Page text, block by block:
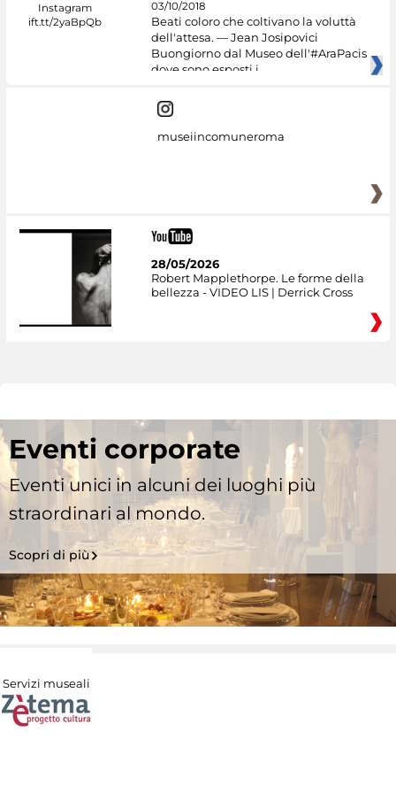
03/10/2018
Beati coloro che coltivano la voluttà
dell'attesa. — Jean Josipovici
Buongiorno dal Museo dell'#AraPacis
dove sono esposti i
museiincomuneroma
28/05/2026
Robert Mapplethorpe. Le forme della
bellezza - VIDEO LIS | Derrick Cross
Eventi corporate
Eventi unici in alcuni dei luoghi più
straordinari al mondo.
Scopri di più
Servizi museali